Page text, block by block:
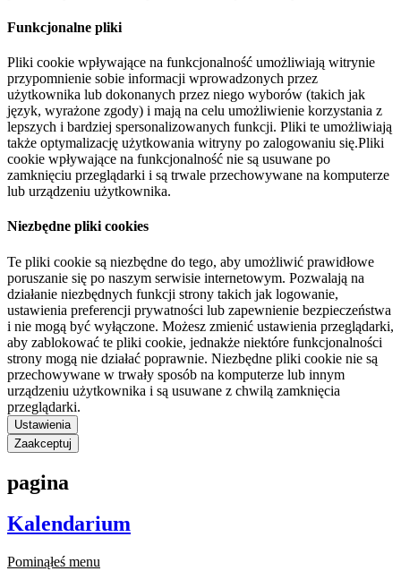
Funkcjonalne pliki
Pliki cookie wpływające na funkcjonalność umożliwiają witrynie
przypomnienie sobie informacji wprowadzonych przez
użytkownika lub dokonanych przez niego wyborów (takich jak
język, wyrażone zgody) i mają na celu umożliwienie korzystania z
lepszych i bardziej spersonalizowanych funkcji. Pliki te umożliwiają
także optymalizację użytkowania witryny po zalogowaniu się.Pliki
cookie wpływające na funkcjonalność nie są usuwane po
zamknięciu przeglądarki i są trwale przechowywane na komputerze
lub urządzeniu użytkownika.
Niezbędne pliki cookies
Te pliki cookie są niezbędne do tego, aby umożliwić prawidłowe
poruszanie się po naszym serwisie internetowym. Pozwalają na
działanie niezbędnych funkcji strony takich jak logowanie,
ustawienia preferencji prywatności lub zapewnienie bezpieczeństwa
i nie mogą być wyłączone. Możesz zmienić ustawienia przeglądarki,
aby zablokować te pliki cookie, jednakże niektóre funkcjonalności
strony mogą nie działać poprawnie. Niezbędne pliki cookie nie są
przechowywane w trwały sposób na komputerze lub innym
urządzeniu użytkownika i są usuwane z chwilą zamknięcia
przeglądarki.
Ustawienia
Zaakceptuj
pagina
Kalendarium
Pominąłeś menu